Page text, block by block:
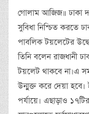
গোলাম আজিজ॥ ঢাকা
সুবিধা নিশ্চিত করতে
পাবলিক টয়লেটের
তিনি বলেন রাজধানী
টয়লেট থাকবে না।এ
উন্মুক্ত করে দেয়া
পর্যায়ে। এছাড়াও